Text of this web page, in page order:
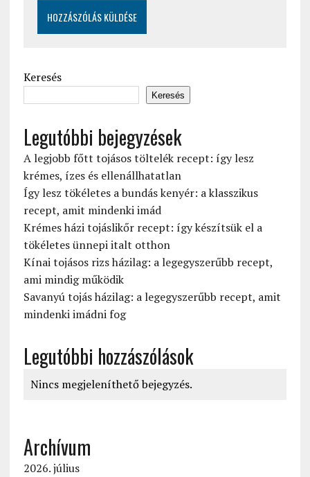
Keresés
Keresés
Legutóbbi bejegyzések
A legjobb főtt tojásos töltelék recept: így lesz
krémes, ízes és ellenállhatatlan
Így lesz tökéletes a bundás kenyér: a klasszikus
recept, amit mindenki imád
Krémes házi tojáslikőr recept: így készítsük el a
tökéletes ünnepi italt otthon
Kínai tojásos rizs házilag: a legegyszerűbb recept,
ami mindig működik
Savanyú tojás házilag: a legegyszerűbb recept, amit
mindenki imádni fog
Legutóbbi hozzászólások
Nincs megjeleníthető bejegyzés.
Archívum
2026. július